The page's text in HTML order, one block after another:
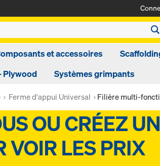
et accessoires
Plywood
Systèmes grimpants
Ferme d'appui Universal Filière multi-